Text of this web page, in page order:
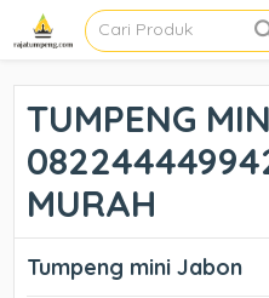
TUMPENG
MURAH
Tumpeng mini Jabon